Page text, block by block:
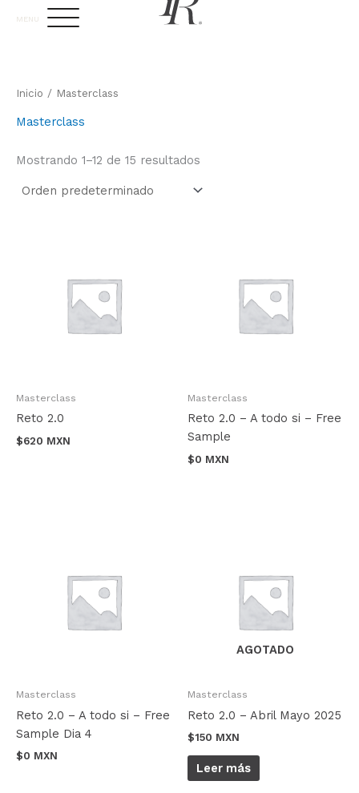
MENU
Inicio / Masterclass
Masterclass
Mostrando 1–12 de 15 resultados
Masterclass
Reto 2.0
$620 MXN
Masterclass
Reto 2.0 – A todo si – Free
Sample
$0 MXN
Masterclass
Reto 2.0 – A todo si – Free
Sample Dia 4
$0 MXN
AGOTADO
Masterclass
Reto 2.0 – Abril Mayo 2025
$150 MXN
Leer más